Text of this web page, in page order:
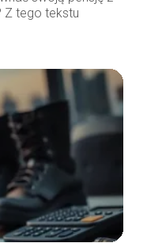
Z tego tekstu